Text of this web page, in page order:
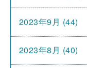
2023年9月 (44)
2023年8月 (40)